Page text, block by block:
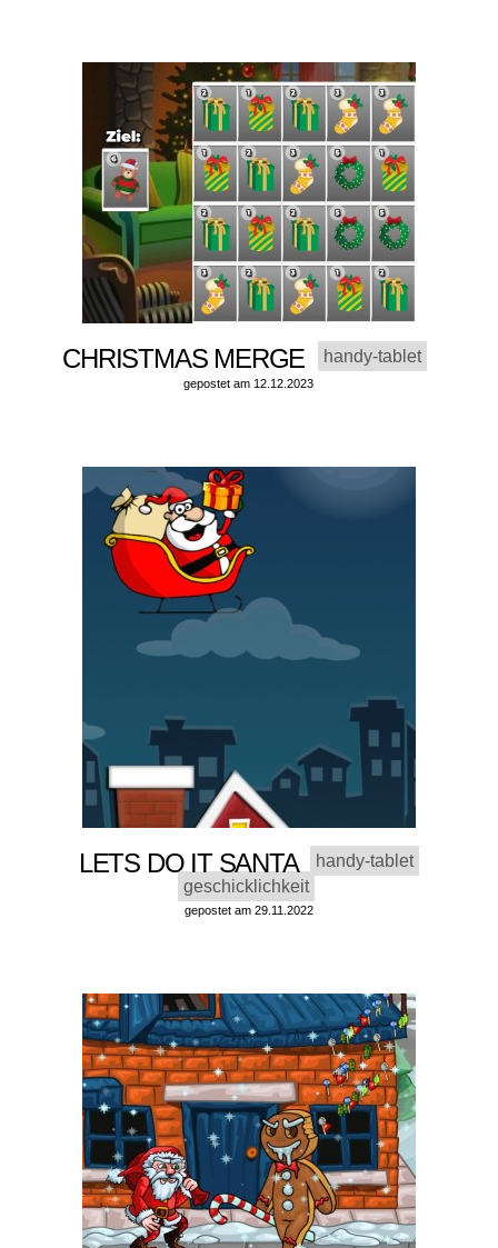
CHRISTMAS MERGE handy-tablet
gepostet am 12.12.2023
LETS DO IT SANTA
handy-tablet
geschicklichkeit
gepostet am 29.11.2022